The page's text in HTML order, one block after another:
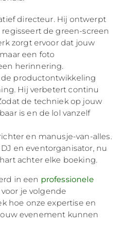
directeur. Hij ontwerpt
de green-screen
zorgt ervoor dat jouw
een foto
herinnering.
productontwikkeling
Hij verbetert continu
de techniek op jouw
is en de lol vanzelf
en manusje-van-alles.
en eventorganisator, nu
achter elke boeking.
in een professionele
voor je volgende
hoe onze expertise en
evenement kunnen